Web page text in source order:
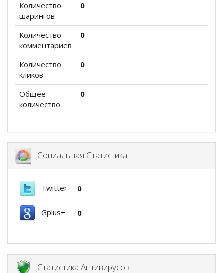
Количество
шарингов
0
Количество
комментариев
0
Количество
кликов
0
Общее
количество
0
Социальная Статистика
Twitter 0
Gplus+ 0
Статистика Антивирусов